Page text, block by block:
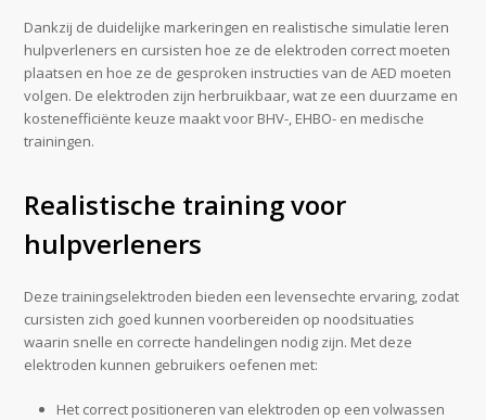
Dankzij de duidelijke markeringen en realistische simulatie leren
hulpverleners en cursisten hoe ze de elektroden correct moeten
plaatsen en hoe ze de gesproken instructies van de AED moeten
volgen. De elektroden zijn herbruikbaar, wat ze een duurzame en
kostenefficiënte keuze maakt voor BHV-, EHBO- en medische
trainingen.
Realistische training voor
hulpverleners
Deze trainingselektroden bieden een levensechte ervaring, zodat
cursisten zich goed kunnen voorbereiden op noodsituaties
waarin snelle en correcte handelingen nodig zijn. Met deze
elektroden kunnen gebruikers oefenen met:
Het correct positioneren van elektroden op een volwassen